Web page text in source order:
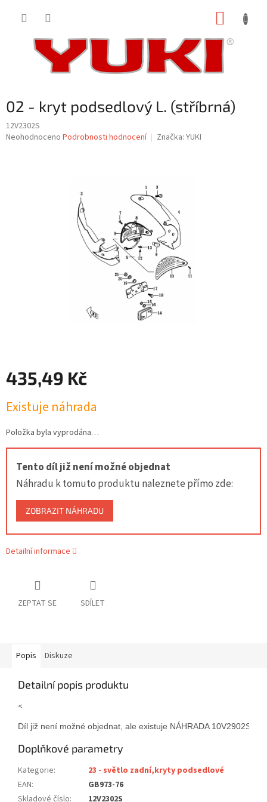
02 - kryt podsedlový L. (stříbrná)
12V2302S
Průměrné
Neohodnoceno Podrobnosti hodnocení Značka: YUKI
435,49 Kč
cena:
Existuje náhrada
Položka byla vyprodána…
Tento díl již není možné objednat
Náhradu k tomuto produktu naleznete přímo zde:
ZOBRAZIT NÁHRADU
Detailní informace
ZEPTAT SE SDÍLET
Popis Diskuze
Detailní popis produktu
<
Díl již není možné objednat, ale existuje NÁHRADA 10V2902S.
Doplňkové parametry
Kategorie:
23 - světlo zadní,kryty podsedlové
EAN:
GB973-76
Skladové číslo: 12V2302S